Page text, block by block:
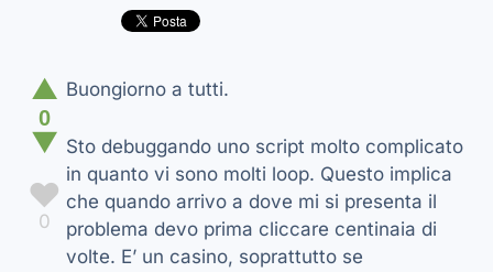
▲
0
▼
♥
0
Buongiorno a tutti.
Sto debuggando uno script molto complicato
in quanto vi sono molti loop. Questo implica
che quando arrivo a dove mi si presenta il
problema devo prima cliccare centinaia di
volte. E’ un casino, soprattutto se